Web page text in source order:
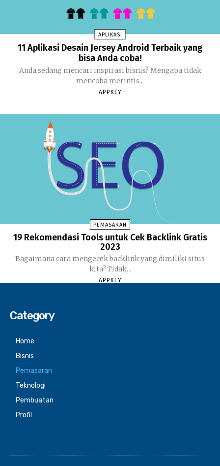
APLIKASI
11 Aplikasi Desain Jersey Android Terbaik yang
bisa Anda coba!
Anda sedang mencari inspirasi bisnis? Mengapa tidak
mencoba merintis...
APPKEY
PEMASARAN
19 Rekomendasi Tools untuk Cek Backlink Gratis
2023
Bagaimana cara mengecek backlink yang dimiliki situs
kita? Tidak...
APPKEY
Category
Home
Bisnis
Pemasaran
Teknologi
Pembuatan
Profil